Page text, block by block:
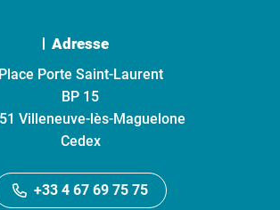
Adresse
Place Porte Saint-Laurent
BP 15
Villeneuve-lès-Maguelone
Cedex
+33 4 67 69 75 75